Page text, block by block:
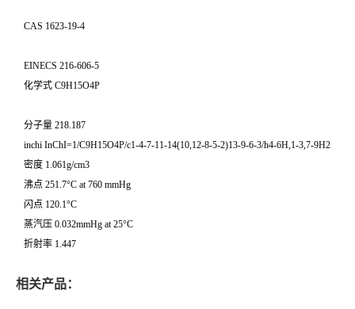
CAS 1623-19-4
EINECS 216-606-5
化学式 C9H15O4P
分子量 218.187
inchi InChI=1/C9H15O4P/c1-4-7-11-14(10,12-8-5-2)13-9-6-3/h4-6H,1-3,7-9H2
密度 1.061g/cm3
沸点 251.7°C at 760 mmHg
闪点 120.1°C
蒸汽压 0.032mmHg at 25°C
折射率 1.447
相关产品：